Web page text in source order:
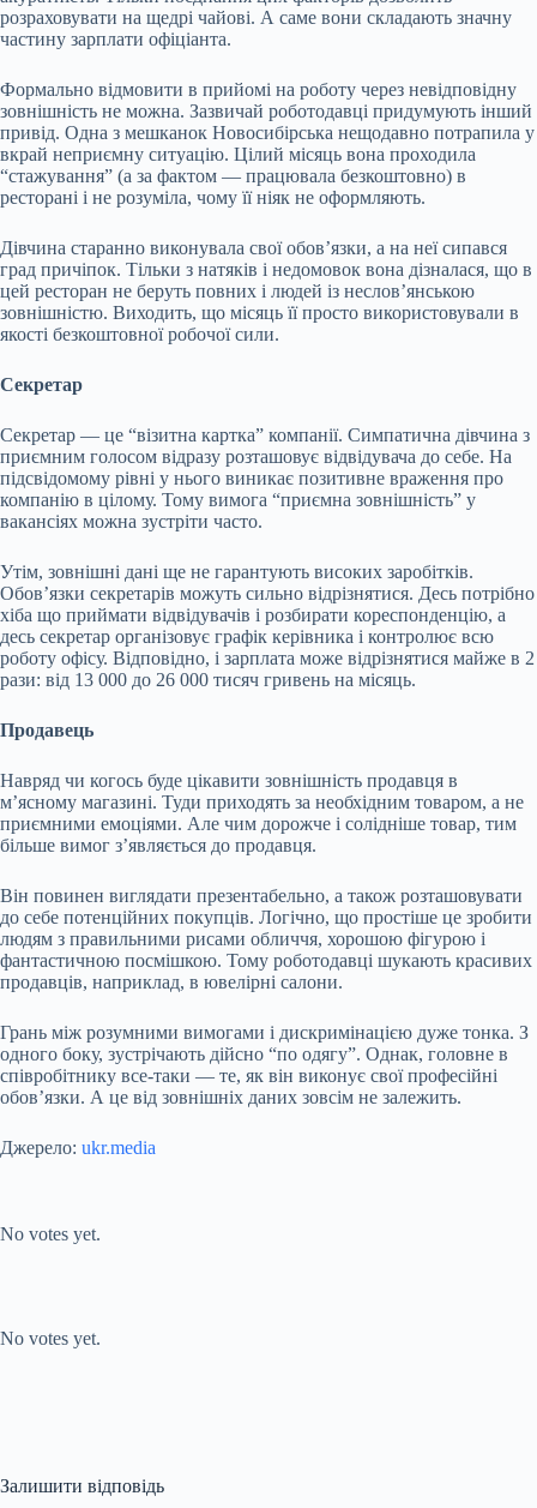
розраховувати на щедрі чайові. А саме вони складають значну
частину зарплати офіціанта.
Формально відмовити в прийомі на роботу через невідповідну
зовнішність не можна. Зазвичай роботодавці придумують інший
привід. Одна з мешканок Новосибірська нещодавно потрапила у
вкрай неприємну ситуацію. Цілий місяць вона проходила
“стажування” (а за фактом — працювала безкоштовно) в
ресторані і не розуміла, чому її ніяк не оформляють.
Дівчина старанно виконувала свої обов’язки, а на неї сипався
град причіпок. Тільки з натяків і недомовок вона дізналася, що в
цей ресторан не беруть повних і людей із неслов’янською
зовнішністю. Виходить, що місяць її просто використовували в
якості безкоштовної робочої сили.
Секретар
Секретар — це “візитна картка” компанії. Симпатична дівчина з
приємним голосом відразу розташовує відвідувача до себе. На
підсвідомому рівні у нього виникає позитивне враження про
компанію в цілому. Тому вимога “приємна зовнішність” у
вакансіях можна зустріти часто.
Утім, зовнішні дані ще не гарантують високих заробітків.
Обов’язки секретарів можуть сильно відрізнятися. Десь потрібно
хіба що приймати відвідувачів і розбирати кореспонденцію, а
десь секретар організовує графік керівника і контролює всю
роботу офісу. Відповідно, і зарплата може відрізнятися майже в 2
рази: від 13 000 до 26 000 тисяч гривень на місяць.
Продавець
Навряд чи когось буде цікавити зовнішність продавця в
м’ясному магазині. Туди приходять за необхідним товаром, а не
приємними емоціями. Але чим дорожче і солідніше товар, тим
більше вимог з’являється до продавця.
Він повинен виглядати презентабельно, а також розташовувати
до себе потенційних покупців. Логічно, що простіше це зробити
людям з правильними рисами обличчя, хорошою фігурою і
фантастичною посмішкою. Тому роботодавці шукають красивих
продавців, наприклад, в ювелірні салони.
Грань між розумними вимогами і дискримінацією дуже тонка. З
одного боку, зустрічають дійсно “по одягу”. Однак, головне в
співробітнику все-таки — те, як він виконує свої професійні
обов’язки. А це від зовнішніх даних зовсім не залежить.
Джерело: ukr.media
No votes yet.
No votes yet.
Залишити відповідь